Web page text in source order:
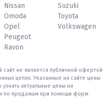
Nissan
Omoda
Opel
Peugeot
Ravon
Suzuki
Toyota
Volkswagen
сайт не является публичной офертой
целях. Указанные на сайте цены
актуальные цены на
по продажам при помощи форм